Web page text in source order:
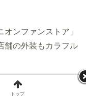
オンファンストア」
舗の外装もカラフル
ラクターのカチュー
トップ